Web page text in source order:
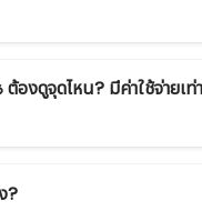
องดูจุดไหน? มีค่าใช้จ่ายเท่
?